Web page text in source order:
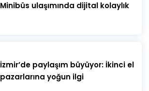
Minibüs ulaşımında dijital kolaylık
İzmir’de paylaşım büyüyor: İkinci el
pazarlarına yoğun ilgi